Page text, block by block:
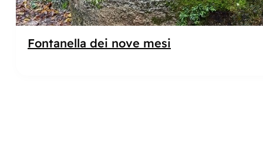
Fontanella dei nove mesi